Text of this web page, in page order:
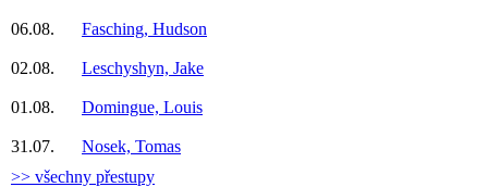
06.08. Fasching, Hudson
02.08. Leschyshyn, Jake
01.08. Domingue, Louis
31.07.
Nosek, Tomas
>> všechny přestupy